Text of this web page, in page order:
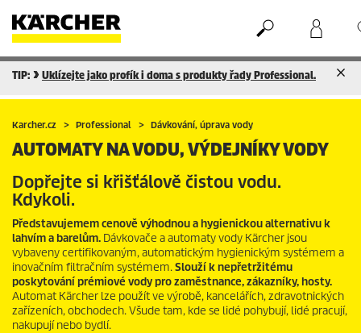
Nákupní košík
Seznam oblíbených produktů
TIP: Uklízejte jako profík i doma s produkty řady Professional.
Karcher.cz Professional Dávkování, úprava vody
AUTOMATY NA VODU, VÝDEJNÍKY VODY
Dopřejte si křišťálově čistou vodu.
Kdykoli.
Představujemem cenově výhodnou a hygienickou alternativu k
lahvím a barelům. Dávkovače a automaty vody Kärcher jsou
vybaveny certifikovaným, automatickým hygienickým systémem a
inovačním filtračním systémem.Slouží k nepřetržitému
poskytování prémiové vody pro zaměstnance, zákazníky, hosty.
Automat Kärcher lze použít ve výrobě, kancelářích, zdravotnických
zařízeních, obchodech. Všude tam, kde se lidé pohybují, lidé pracují,
nakupují nebo bydlí.